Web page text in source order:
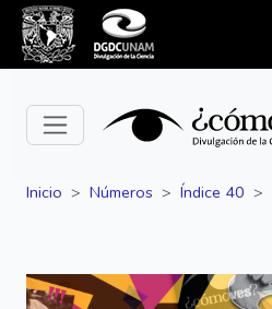
Inicio Números Índice 40